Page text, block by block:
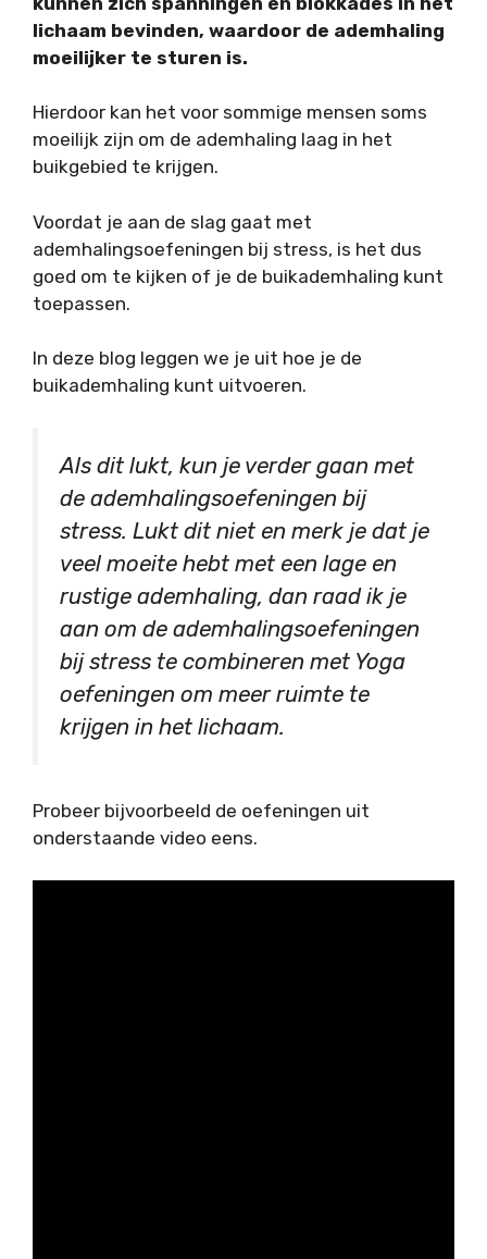
lichaam bevinden, waardoor de ademhaling
moeilijker te sturen is.
Hierdoor kan het voor sommige mensen soms
moeilijk zijn om de ademhaling laag in het
buikgebied te krijgen.
Voordat je aan de slag gaat met
ademhalingsoefeningen bij stress, is het dus
goed om te kijken of je de buikademhaling kunt
toepassen.
In deze blog leggen we je uit hoe je de
buikademhaling kunt uitvoeren.
Als dit lukt, kun je verder gaan met
de ademhalingsoefeningen bij
stress. Lukt dit niet en merk je dat je
veel moeite hebt met een lage en
rustige ademhaling, dan raad ik je
aan om de ademhalingsoefeningen
bij stress te combineren met Yoga
oefeningen om meer ruimte te
krijgen in het lichaam.
Probeer bijvoorbeeld de oefeningen uit
onderstaande video eens.